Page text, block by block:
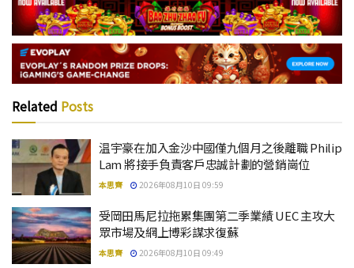
Related Posts
温宇豪在加入金沙中國僅九個月之後離職 Philip
Lam 將接手負責客戶忠誠計劃的營銷崗位
本思齊 2026年08月10日 09:59
受岡田馬尼拉拖累集團第二季業績 UEC 主攻大
眾市場及網上博彩謀求復蘇
本思齊 2026年08月10日 09:49